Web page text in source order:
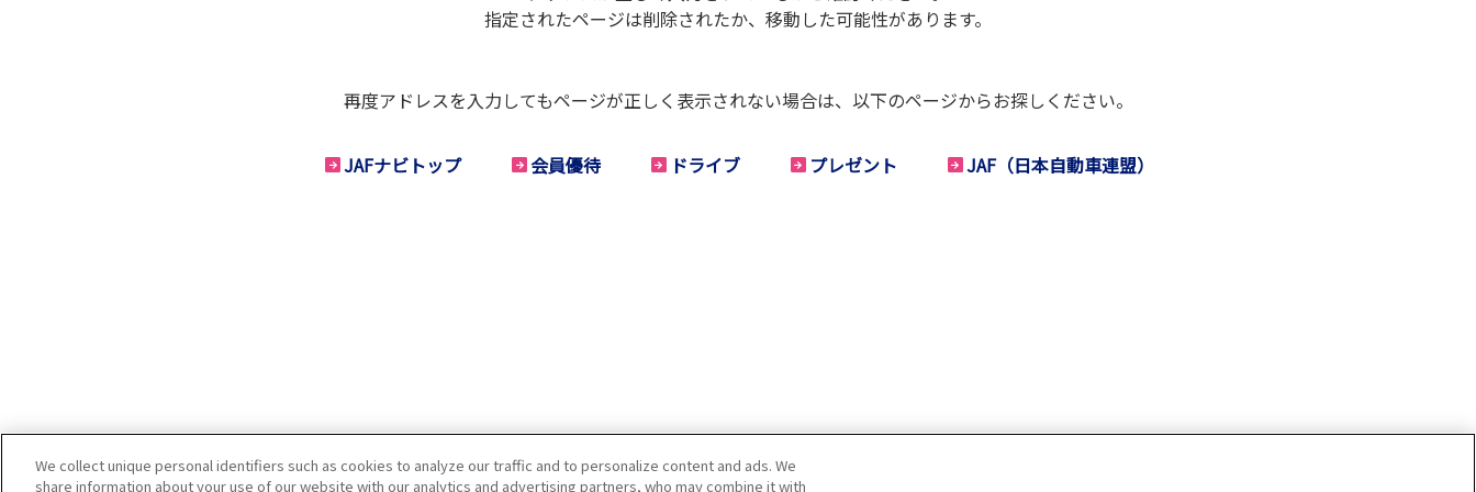
指定されたページは削除されたか、移動した可能性があります。
再度アドレスを入力してもページが正しく表示されない場合は、以下のページからお探しください。
JAFナビトップ 会員優待 ドライブ プレゼント JAF（日本自動車連盟）
We collect unique personal identifiers such as cookies to analyze our traffic and to personalize content and ads. We
share information about your use of our website with our analytics and advertising partners, who may combine it with